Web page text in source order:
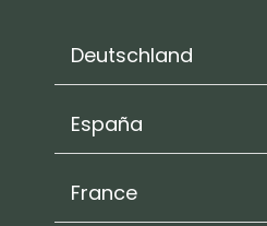
Deutschland
España
France